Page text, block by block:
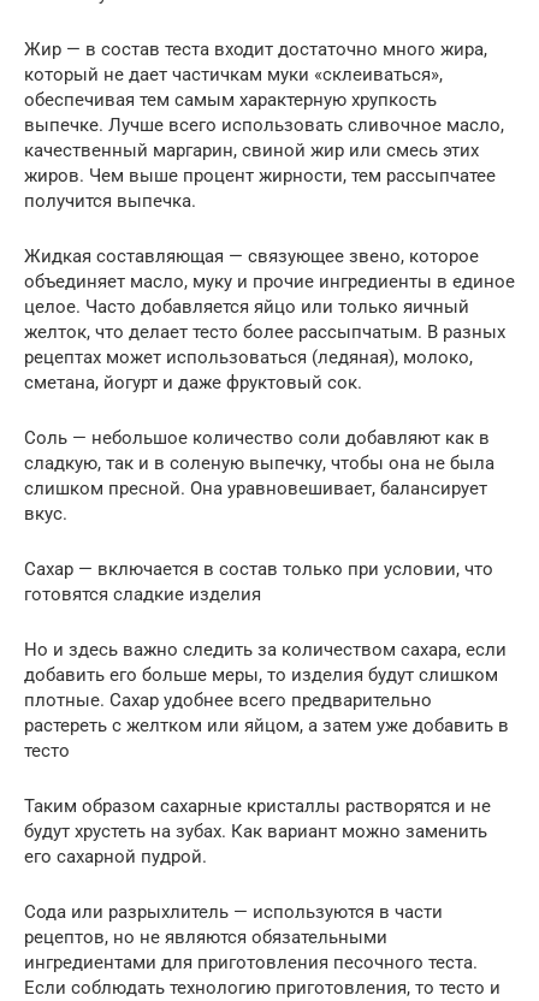
Жир — в состав теста входит достаточно много жира,
который не дает частичкам муки «склеиваться»,
обеспечивая тем самым характерную хрупкость
выпечке. Лучше всего использовать сливочное масло,
качественный маргарин, свиной жир или смесь этих
жиров. Чем выше процент жирности, тем рассыпчатее
получится выпечка.
Жидкая составляющая — связующее звено, которое
объединяет масло, муку и прочие ингредиенты в единое
целое. Часто добавляется яйцо или только яичный
желток, что делает тесто более рассыпчатым. В разных
рецептах может использоваться (ледяная), молоко,
сметана, йогурт и даже фруктовый сок.
Соль — небольшое количество соли добавляют как в
сладкую, так и в соленую выпечку, чтобы она не была
слишком пресной. Она уравновешивает, балансирует
вкус.
Сахар — включается в состав только при условии, что
готовятся сладкие изделия
Но и здесь важно следить за количеством сахара, если
добавить его больше меры, то изделия будут слишком
плотные. Сахар удобнее всего предварительно
растереть с желтком или яйцом, а затем уже добавить в
тесто
Таким образом сахарные кристаллы растворятся и не
будут хрустеть на зубах. Как вариант можно заменить
его сахарной пудрой.
Сода или разрыхлитель — используются в части
рецептов, но не являются обязательными
ингредиентами для приготовления песочного теста.
Если соблюдать технологию приготовления, то тесто и